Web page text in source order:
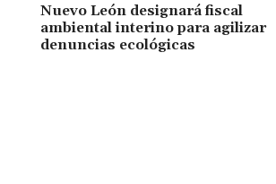
Nuevo León designará fiscal
ambiental interino para agilizar
denuncias ecológicas